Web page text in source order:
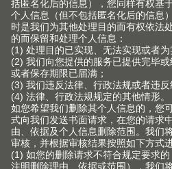
厨房功能区域规划工具
在初次对话中就让您的客户参与
收纳空间需求。
为特定客户量身定制
无论您是五金授权经销商、手工
的服务始终都能满足您的个性化